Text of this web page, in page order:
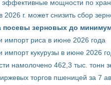
эффективные мощности по
2026 г. может снизить сбор
посевы зерновых до
импорт риса в июне 2026 года
импорт кукурузы в июне 2026
намолочено 462,3 тыс. тонн
торгов пшеницей за 7